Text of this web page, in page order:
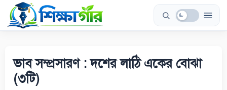
Skip
content
ভাব সম্প্রসারণ : দশের লাঠি একের বোঝা
(৩টি)